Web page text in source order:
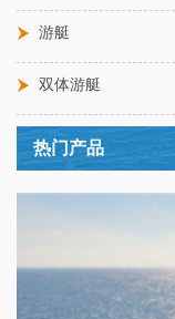
游艇
双体游艇
热门产品